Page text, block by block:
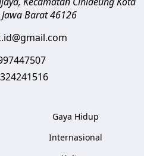
Jawa Barat 46126
Gaya Hidup
Internasional